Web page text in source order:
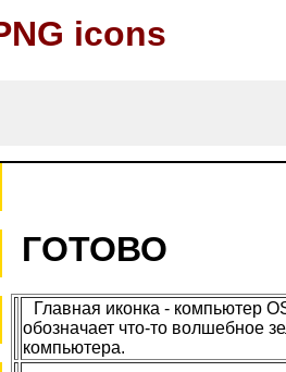
icons
ГОТОВО
Главная иконка - компьютер
обозначает что-то волшебное
компьютера.